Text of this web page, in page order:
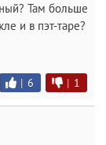
Там больше
и в пэт-таре?
| 6 | 1